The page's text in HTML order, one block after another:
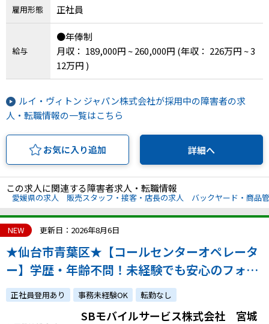
雇用形態 正社員
給与
●年俸制
月収： 189,000円 ~ 260,000円 (年収： 226万円 ~ 3
12万円 )
ルイ・ヴィトン ジャパン株式会社が採用中の障害者の求
人・転職情報の一覧はこちら
お気に入り追加 詳細へ
この求人に関連する障害者求人・転職情報
愛媛県の求人 販売スタッフ・接客・店長の求人 バックヤード・商品
NEW 更新日：2026年8月6日
★仙台市青葉区★【コールセンターオペレータ
ー】学歴・年齢不問！未経験でも安心のフォロ
ー体制・ソフトバンクグループの福利厚生充実
◎
正社員登用あり 事務未経験OK 転勤なし
SBモバイルサービス株式会社 宮城